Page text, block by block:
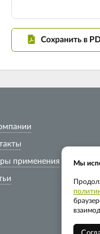
Сохранить в
применения Мы